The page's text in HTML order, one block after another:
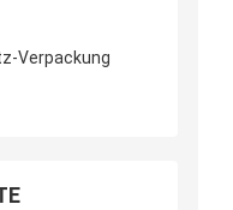
Verpackung